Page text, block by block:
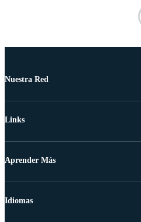
Nuestra Red
Links
Aprender Más
Idiomas